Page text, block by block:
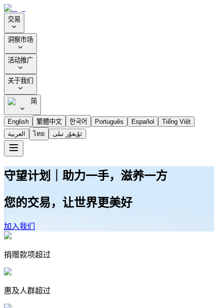
交易
洞察市场
活动推广
关于我们
简
English 繁體中文 한국어 Português Español
Tiếng Việt
العربية
ไทย ئۇيغۇر تىلى
守望计划｜助力一手，滋养一方
您的交易，让世界更美好
加入我们
捐赠款项超过
惠及人群超过